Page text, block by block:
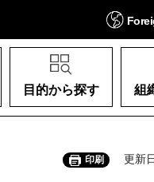
目的から探す 組
印刷 更新